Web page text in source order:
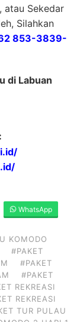
atau Sekedar
Silahkan
853-3839-
di Labuan
WhatsApp
KOMODO
#PAKET
#PAKET
#PAKET
REKREASI
REKREASI
TUR PULAU